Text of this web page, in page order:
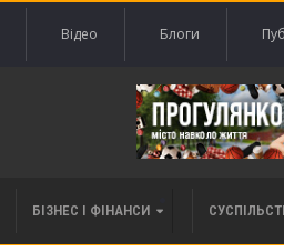
Відео Блоги
БІЗНЕС І ФІНАНСИ